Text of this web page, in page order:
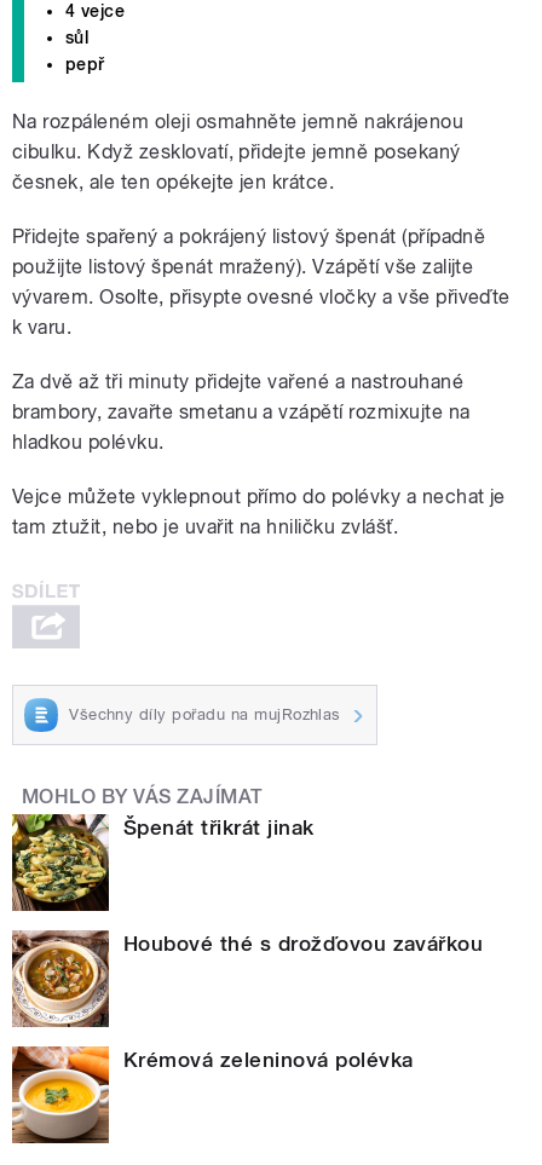
4 vejce
sůl
pepř
Na rozpáleném oleji osmahněte jemně nakrájenou
cibulku. Když zesklovatí, přidejte jemně posekaný
česnek, ale ten opékejte jen krátce.
Přidejte spařený a pokrájený listový špenát (případně
použijte listový špenát mražený). Vzápětí vše zalijte
vývarem. Osolte, přisypte ovesné vločky a vše přiveďte
k varu.
Za dvě až tři minuty přidejte vařené a nastrouhané
brambory, zavařte smetanu a vzápětí rozmixujte na
hladkou polévku.
Vejce můžete vyklepnout přímo do polévky a nechat je
tam ztužit, nebo je uvařit na hniličku zvlášť.
Všechny díly pořadu na mujRozhlas
MOHLO BY VÁS ZAJÍMAT
Špenát třikrát jinak
Houbové thé s drožďovou zavářkou
Krémová zeleninová polévka